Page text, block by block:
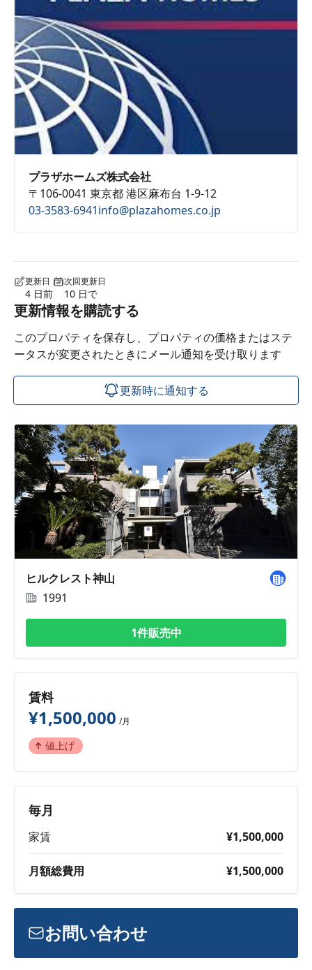
プラザホームズ株式会社
〒106-0041 東京都 港区麻布台 1-9-12
03-3583-6941info@plazahomes.co.jp
更新日
4 日前
次回更新日
10 日で
更新情報を購読する
このプロパティを保存し、プロパティの価格またはステ
ータスが変更されたときにメール通知を受け取ります
更新時に通知する
ヒルクレスト神山
1991
1件販売中
賃料
¥1,500,000 /月
値上げ
毎月
家賃 ¥1,500,000
月額総費用 ¥1,500,000
お問い合わせ